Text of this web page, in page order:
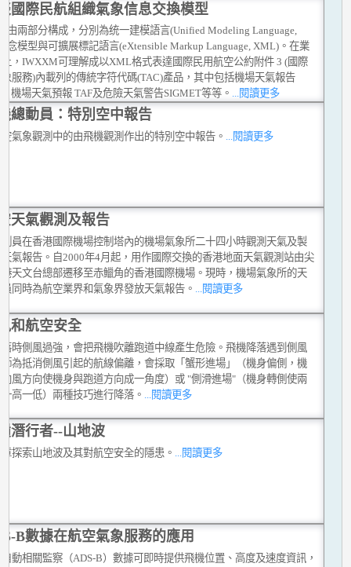
國際民航組織氣象信息交換模型
由兩部分構成，分別為统一建模語言(Unified Modeling Language,
念模型與可擴展標記語言(eXtensible Markup Language, XML)。在業
，IWXXM可理解成以XML格式表達國際民用航空公約附件 3 (國際
服務)內載列的傳統字符代碼(TAC)產品，其中包括機場天氣報告
機場天氣預報 TAF及危險天氣警告SIGMET等等。 ...閱讀更多
總動員：特別空中報告
氣象觀測中的由飛機觀測作出的特別空中報告。 ...閱讀更多
天氣觀測及報告
員在香港國際機場控制塔內的機場氣象所二十四小時觀測天氣及製
氣報告。自2000年4月起，用作國際交換的香港地面天氣觀測站由尖
天文台總部遷移至赤鱲角的香港國際機場。現時，機場氣象所的天
同時為航空業界和氣象界發放天氣報告。 ...閱讀更多
和航空安全
時側風過強，會把飛機吹離跑道中線產生危險。飛機降落遇到側風
為抵消側風引起的航線偏離，會採取「蟹形進場」（機身偏側，機
風方向使機身與跑道方向成一角度）或 "側滑進場"（機身轉側使兩
高一低）兩種技巧進行降落。
...閱讀更多
潛行者--山地波
探索山地波及其對航空安全的隱患。 ...閱讀更多
B數據在航空氣象服務的應用
動相關監察（ADS-B）數據可即時提供飛機位置、高度及速度資訊，